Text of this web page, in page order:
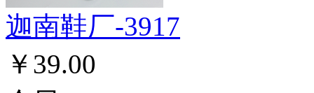
迦南鞋厂-3917
￥39.00